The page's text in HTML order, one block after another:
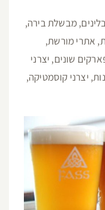
מבשלת בירה,
אתרי מורשת,
שונים, יצרני
יצרני קוסמטיקה,